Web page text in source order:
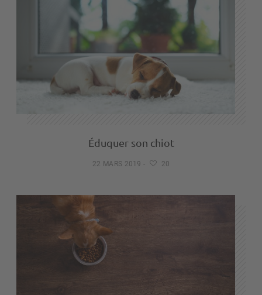
Éduquer son chiot
22 MARS 2019 - 20